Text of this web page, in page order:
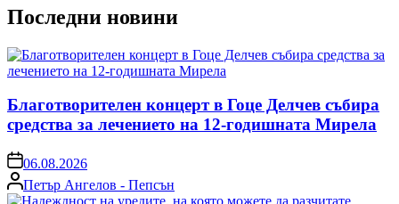
Последни новини
Благотворителен концерт в Гоце Делчев събира
средства за лечението на 12-годишната Мирела
on06.08.2026
Posted
by
Петър Ангелов - Пепсън